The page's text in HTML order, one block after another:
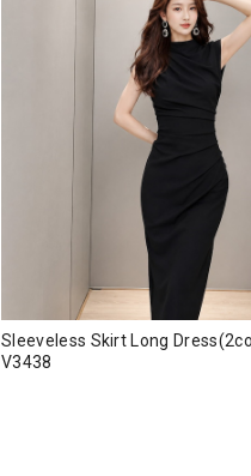
Sleeveless Skirt Long
V3438